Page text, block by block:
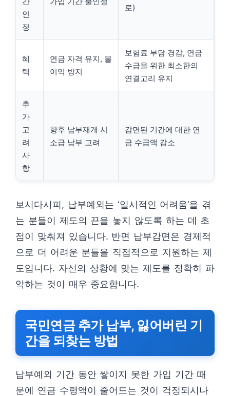
인
정
로)
혜
택
연금 자격 유지, 불
이익 방지
보험료 부담 경감, 연금
수급을 위한 최소한의
연결고리 유지
추
가
고
려
사
항
향후 납부재개 시
소급 납부 고려
감면된 기간에 대한 연
금 수급액 감소
보시다시피, 납부예외는 ‘일시적인 어려움’을 겪
는 분들이 제도의 끈을 놓지 않도록 하는 데 초
점이 맞춰져 있습니다. 반면 납부감면은 경제적
으로 더 어려운 분들을 직접적으로 지원하는 제
도입니다. 자신의 상황에 맞는 제도를 정확히 파
악하는 것이 매우 중요합니다.
국민연금 추가 납부, 잃어버린 기
간을 되찾는 방법
납부예외 기간 동안 쌓이지 못한 가입 기간 때
문에 연금 수령액이 줄어드는 것이 걱정되시나